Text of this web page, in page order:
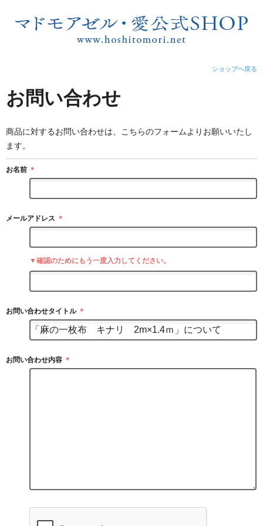
ショップへ戻る
お問い合わせ
商品に対するお問い合わせは、こちらのフォームよりお願いいたし
ます。
お名前 ＊
メールアドレス ＊
▼確認のためにもう一度入力してください。
お問い合わせタイトル ＊
お問い合わせ内容 ＊